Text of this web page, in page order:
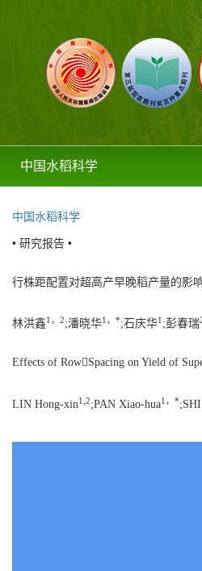
中国水稻科学
中国水稻科学
• 研究报告 •
行株距配置对超高产早晚稻产量的影
林洪鑫1，2;潘晓华1，*;石庆华1 ;彭春瑞
Effects of RowSpacing on Yield of
LIN Hong-xin1,2;PAN Xiao-hua1，*